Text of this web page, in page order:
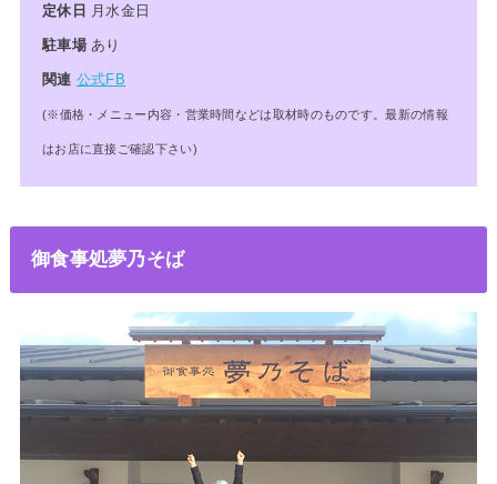
定休日 月水金日
駐車場あり
関連 公式FB
(※価格・メニュー内容・営業時間などは取材時のものです。最新の情報
はお店に直接ご確認下さい)
御食事処夢乃そば